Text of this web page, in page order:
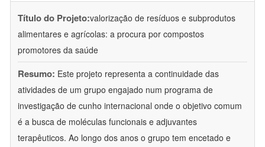
Título do Projeto:valorização de resíduos e subprodutos
alimentares e agrícolas: a procura por compostos
promotores da saúde
Resumo: Este projeto representa a continuidade das
atividades de um grupo engajado num programa de
investigação de cunho internacional onde o objetivo comum
é a busca de moléculas funcionais e adjuvantes
terapêuticos. Ao longo dos anos o grupo tem encetado e